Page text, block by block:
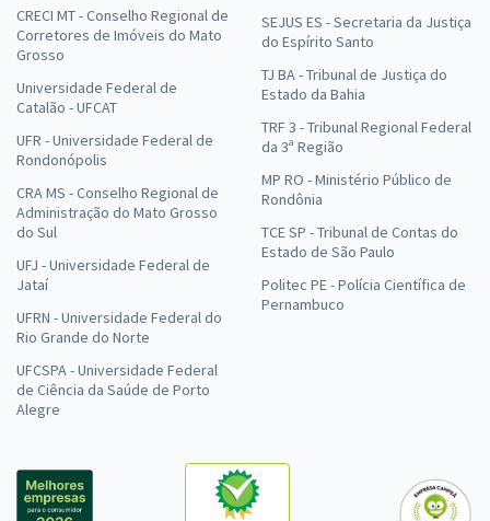
CRECI MT - Conselho Regional de
Corretores de Imóveis do Mato
Grosso
Universidade Federal de
Catalão - UFCAT
UFR - Universidade Federal de
Rondonópolis
CRA MS - Conselho Regional de
Administração do Mato Grosso
do Sul
UFJ - Universidade Federal de
Jataí
UFRN - Universidade Federal do
Rio Grande do Norte
UFCSPA - Universidade Federal
de Ciência da Saúde de Porto
Alegre
SEJUS ES - Secretaria da Justiça
do Espírito Santo
TJ BA - Tribunal de Justiça do
Estado da Bahia
TRF 3 - Tribunal Regional Federal
da 3ª Região
MP RO - Ministério Público de
Rondônia
TCE SP - Tribunal de Contas do
Estado de São Paulo
Politec PE - Polícia Científica de
Pernambuco